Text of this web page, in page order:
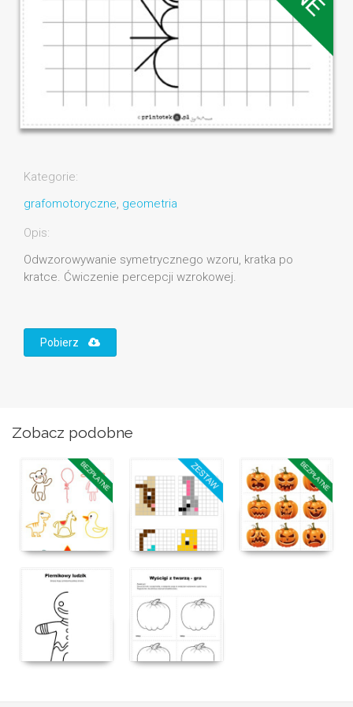
Kategorie:
grafomotoryczne, geometria
Opis:
Odwzorowywanie symetrycznego wzoru, kratka po
kratce. Ćwiczenie percepcji wzrokowej.
Pobierz
Zobacz podobne